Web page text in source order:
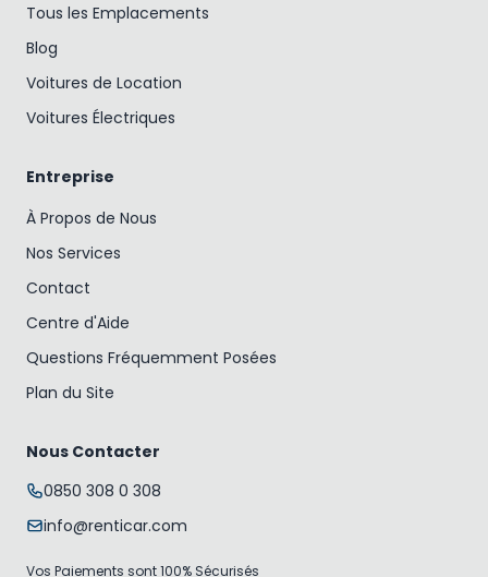
Tous les Emplacements
Blog
Voitures de Location
Voitures Électriques
Entreprise
À Propos de Nous
Nos Services
Contact
Centre d'Aide
Questions Fréquemment Posées
Plan du Site
Nous Contacter
0850 308 0 308
info@renticar.com
Vos Paiements sont 100% Sécurisés